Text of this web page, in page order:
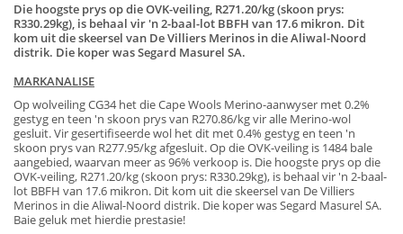
LEDE
KONTAK ONS
Die hoogste prys op die OVK-veiling, R271.20/kg (skoon prys:
R330.29kg), is behaal vir 'n 2-baal-lot BBFH van 17.6 mikron. Dit
kom uit die skeersel van De Villiers Merinos in die Aliwal-Noord
distrik. Die koper was Segard Masurel SA.
MARKANALISE
Op wolveiling CG34 het die Cape Wools Merino-aanwyser met 0.2%
gestyg en teen 'n skoon prys van R270.86/kg vir alle Merino-wol
gesluit. Vir gesertifiseerde wol het dit met 0.4% gestyg en teen 'n
skoon prys van R277.95/kg afgesluit. Op die OVK-veiling is 1484 bale
aangebied, waarvan meer as 96% verkoop is. Die hoogste prys op die
OVK-veiling, R271.20/kg (skoon prys: R330.29kg), is behaal vir 'n 2-baal-
lot BBFH van 17.6 mikron. Dit kom uit die skeersel van De Villiers
Merinos in die Aliwal-Noord distrik. Die koper was Segard Masurel SA.
Baie geluk met hierdie prestasie!